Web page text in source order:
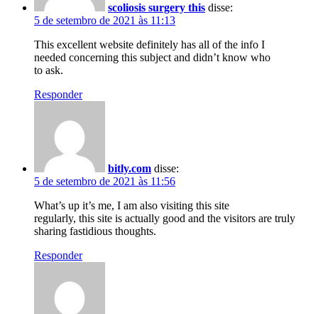
scoliosis surgery this disse:
5 de setembro de 2021 às 11:13
This excellent website definitely has all of the info I
needed concerning this subject and didn’t know who
to ask.
Responder
bitly.com disse:
5 de setembro de 2021 às 11:56
What’s up it’s me, I am also visiting this site
regularly, this site is actually good and the visitors are truly
sharing fastidious thoughts.
Responder